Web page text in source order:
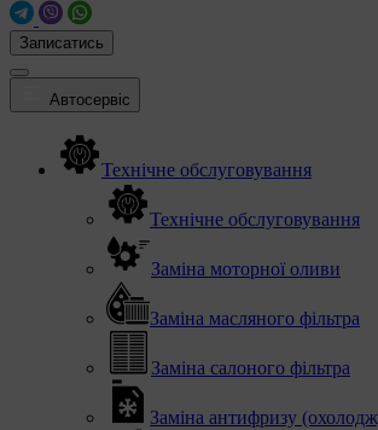
Записатись
Автосервіс
Технічне обслуговування
Технічне обслуговування
Заміна моторної оливи
Заміна масляного фільтра
Заміна салоного фільтра
Заміна антифризу